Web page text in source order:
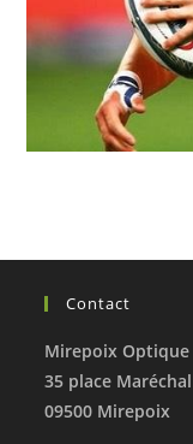
Contact
Mirepoix Optique
35 place
09500 Mirepoix